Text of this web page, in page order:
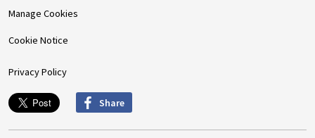
Manage Cookies
Cookie Notice
Privacy Policy
Share